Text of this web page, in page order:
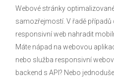
Webové stránky
samozřejmostí. V řadě případů
responsivní web nahradit
Máte nápad na webovou
nebo služba responsivní
backend s API? Nebo